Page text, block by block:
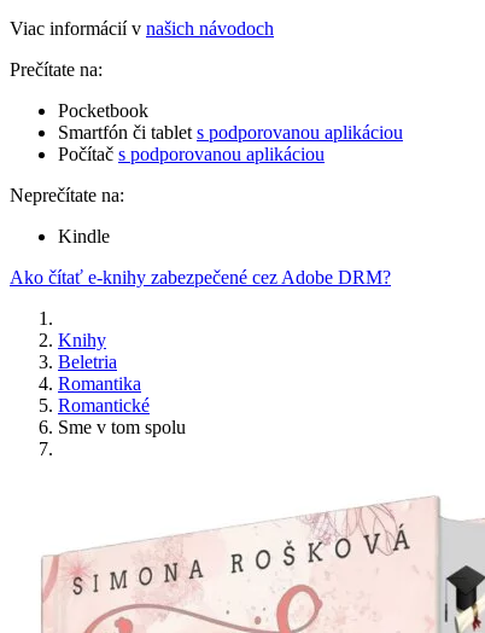
Viac informácií v našich návodoch
Prečítate na:
Pocketbook
Smartfón či tablet s podporovanou aplikáciou
Počítač s podporovanou aplikáciou
Neprečítate na:
Kindle
Ako čítať e-knihy zabezpečené cez Adobe DRM?
Knihy
Beletria
Romantika
Romantické
Sme v tom spolu